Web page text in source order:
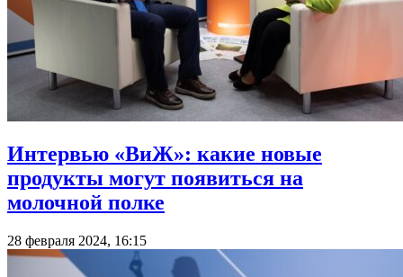
Интервью «ВиЖ»: какие новые
продукты могут появиться на
молочной полке
28 февраля 2024, 16:15